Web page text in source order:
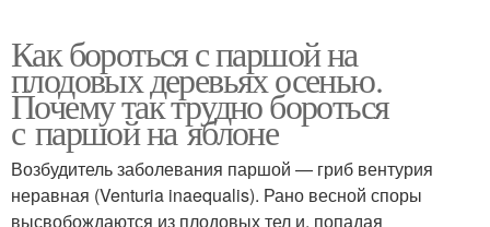
Как бороться с паршой на
плодовых деревьях осенью.
Почему так трудно бороться
с паршой на яблоне
Возбудитель заболевания паршой — гриб вентурия
неравная (Venturia inaequalis). Рано весной споры
высвобождаются из плодовых тел и, попадая